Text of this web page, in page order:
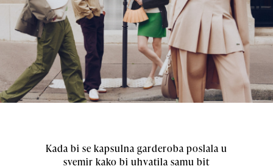
Kada bi se kapsulna garderoba poslala u
svemir kako bi uhvatila samu bit